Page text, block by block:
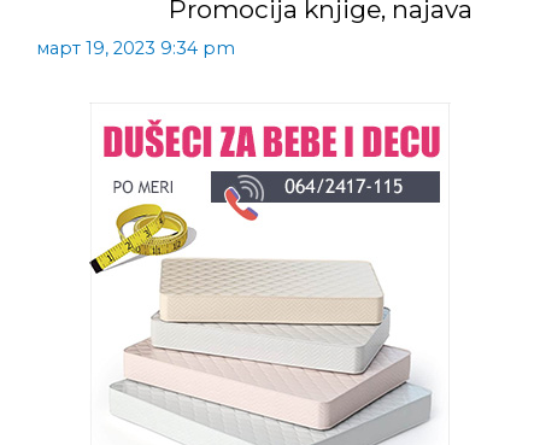
Promocija knjige, najava
март 19, 2023 9:34 pm